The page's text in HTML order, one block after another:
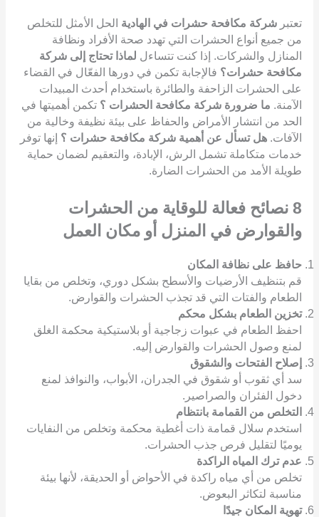
تعتبر شركة مكافحة حشرات في الهادية الحل الأمثل للتخلص
من جميع أنواع الحشرات التي تهدد صحة الأفراد ونظافة
المنازل والشركات. إذا كنت تتساءل لماذا تحتاج إلى شركة
مكافحة حشرات؟ فالإجابة تكمن في دورها الفعّال في القضاء
على الحشرات الزاحفة والطائرة باستخدام أحدث المبيدات
الآمنة. ما ضرورة شركة مكافحة الحشرات ؟ تكمن أهميتها في
الحد من انتشار الأمراض والحفاظ على بيئة نظيفة وخالية من
الآفات. هل تسأل عن أهمية شركة مكافحة حشرات ؟ إنها توفر
خدمات متكاملة تشمل الرش، الإبادة، والتعقيم لضمان حماية
طويلة الأمد من الحشرات الضارة.
8 نصائح فعالة للوقاية من الحشرات
والقوارض في المنزل أو مكان العمل
حافظ على نظافة المكان
قم بتنظيف الأرضيات والأسطح بشكل دوري، وتخلص من بقايا
الطعام والفتات التي قد تجذب الحشرات والقوارض.
تخزين الطعام بشكل محكم
احفظ الطعام في عبوات زجاجية أو بلاستيكية محكمة الغلق
لمنع وصول الحشرات والقوارض إليه.
إصلاح الفتحات والشقوق
سد أي ثقوب أو شقوق في الجدران، الأبواب، والنوافذ لمنع
دخول الفئران والصراصير.
التخلص من القمامة بانتظام
استخدم سلال قمامة ذات أغطية محكمة وتخلص من النفايات
يوميًا لتقليل فرص جذب الحشرات.
عدم ترك المياه الراكدة
تخلص من أي مياه راكدة في الأحواض أو الحديقة، لأنها بيئة
مناسبة لتكاثر البعوض.
تهوية المكان جيدًا